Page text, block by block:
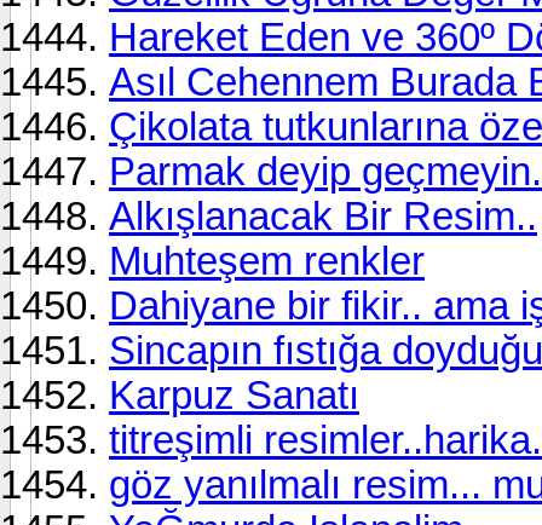
Hareket Eden ve 360º
Asıl Cehennem Burada
Çikolata tutkunlarına
Parmak deyip
Alkışlanacak Bir Resim..
Muhteşem renkler
Dahiyane bir fikir.. ama
Sincapın fıstığa
Karpuz Sanatı
titreşimli
göz yanılmalı resim...